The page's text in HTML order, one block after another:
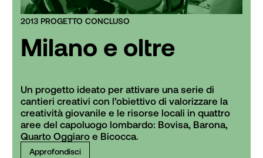
2013 PROGETTO CONCLUSO
Milano e oltre
Un progetto ideato per attivare una serie di
cantieri creativi con l’obiettivo di valorizzare la
creatività giovanile e le risorse locali in quattro
aree del capoluogo lombardo: Bovisa, Barona,
Quarto Oggiaro e Bicocca.
Approfondisci